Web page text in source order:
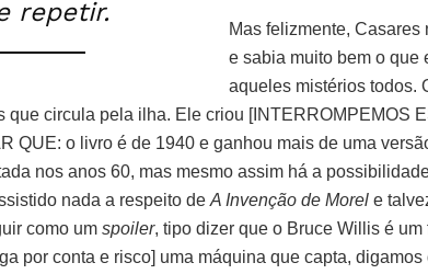
repetir.
Mas felizmente, Casares
e sabia muito bem o que
aqueles mistérios todos.
que circula pela ilha. Ele criou [INTERROMPEMOS
QUE: o livro é de 1940 e ganhou mais de uma
nos anos 60, mas mesmo assim há a
nada a respeito de A Invenção de Morel e
como um spoiler, tipo dizer que o Bruce Willis é um
por conta e risco] uma máquina que capta,